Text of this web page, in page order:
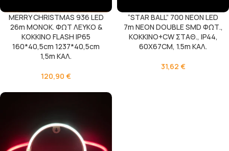
MERRY CHRISTMAS 936 LED
26m ΜΟΝΟΚ. ΦΩΤ ΛΕΥΚΟ &
KOKKINO FLASH IP65
160*40,5cm 1237*40,5cm
1,5m ΚΑΛ.
120,90 €
“STAR BALL” 700 NEON LED
7m NEON DOUBLE SMD ΦΩΤ.,
ΚΟΚΚΙΝΟ+CW ΣΤΑΘ., IP44,
60X67CM, 1.5m ΚΑΛ.
31,62 €